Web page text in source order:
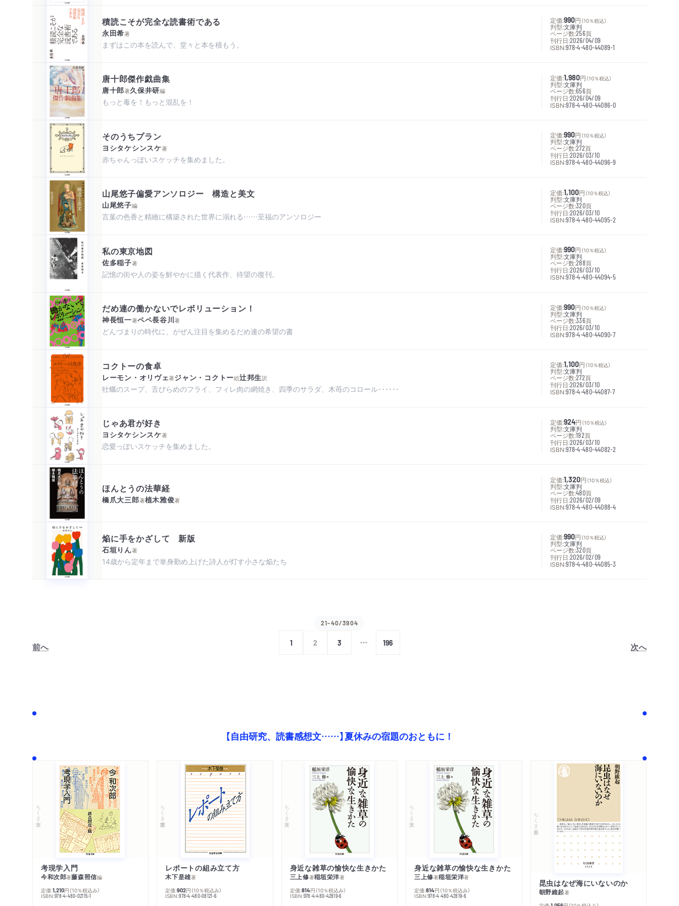
積読こそが完全な読書術である
永田希著
まずはこの本を読んで、堂々と本を積もう。
定価:990円 （10％税込）
判型:文庫判
ページ数:256頁
刊行日:2026/04/09
ISBN:978-4-480-44089-1
唐十郎傑作戯曲集
唐十郎著久保井研編
もっと毒を！もっと混乱を！
定価:1,980円 （10％税込）
判型:文庫判
ページ数:656頁
刊行日:2026/04/09
ISBN:978-4-480-44086-0
そのうちプラン
ヨシタケシンスケ著
赤ちゃんっぽいスケッチを集めました。
定価:990円 （10％税込）
判型:文庫判
ページ数:272頁
刊行日:2026/03/10
ISBN:978-4-480-44096-9
山尾悠子偏愛アンソロジー 構造と美文
山尾悠子編
言葉の色香と精緻に構築された世界に溺れる……至福のアンソロジー
定価:1,100円 （10％税込）
判型:文庫判
ページ数:320頁
刊行日:2026/03/10
ISBN:978-4-480-44095-2
私の東京地図
佐多稲子著
記憶の街や人の姿を鮮やかに描く代表作、待望の復刊。
定価:990円 （10％税込）
判型:文庫判
ページ数:288頁
刊行日:2026/03/10
ISBN:978-4-480-44094-5
だめ連の働かないでレボリューション！
神長恒一著ペペ長谷川著
どんづまりの時代に、がぜん注目を集めるだめ連の希望の書
定価:990円 （10％税込）
判型:文庫判
ページ数:336頁
刊行日:2026/03/10
ISBN:978-4-480-44090-7
コクトーの食卓
レーモン・オリヴェ著ジャン・コクトー絵辻邦生訳
牡蠣のスープ、舌びらめのフライ、フィレ肉の網焼き、四季のサラダ、木苺のコロール･･････
定価:1,100円 （10％税込）
判型:文庫判
ページ数:272頁
刊行日:2026/03/10
ISBN:978-4-480-44087-7
じゃあ君が好き
ヨシタケシンスケ著
恋愛っぽいスケッチを集めました。
定価:924円 （10％税込）
判型:文庫判
ページ数:192頁
刊行日:2026/03/10
ISBN:978-4-480-44082-2
ほんとうの法華経
橋爪大三郎著植木雅俊著
定価:1,320円 （10％税込）
判型:文庫判
ページ数:480頁
刊行日:2026/02/09
ISBN:978-4-480-44088-4
焔に手をかざして 新版
石垣りん著
14歳から定年まで単身勤め上げた詩人が灯す小さな焔たち
定価:990円 （10％税込）
判型:文庫判
ページ数:320頁
刊行日:2026/02/09
ISBN:978-4-480-44085-3
前へ
21-40/3904
1 2 3 196 次へ
【自由研究、読書感想文……】夏休みの宿題のおともに！
ちくま文庫
考現学入門
今和次郎著藤森照信編
定価:1,210円 （10％税込み）
ISBN:978-4-480-02115-1
ちくま学芸文庫
レポートの組み立て方
木下是雄著
定価:902円 （10％税込み）
ISBN:978-4-480-08121-6
ちくま文庫
身近な雑草の愉快な生きかた
三上修著稲垣栄洋著
定価:814円 （10％税込み）
ISBN:978-4-480-42819-6
ちくま文庫
身近な雑草の愉快な生きかた
三上修著稲垣栄洋著
定価:814円 （10％税込み）
ISBN:978-4-480-42819-6
ちくま新書
昆虫はなぜ海にいないのか
朝野維起著